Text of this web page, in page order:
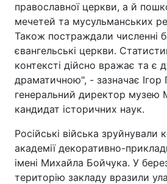
православної церкви, а й
мечетей та мусульманських
Також постраждали численні
євангельські церкви.
контексті дійсно вражає та є
драматичною", - зазначає
генеральний директор музею
кандидат історичних наук.
Російські війська зруйнували
академії декоративно-
імені Михайла Бойчука. У
територію закладу вразили